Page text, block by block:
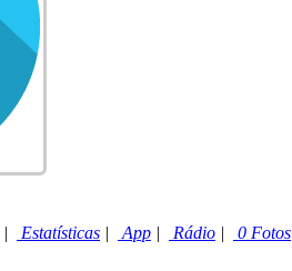
| Estatísticas | App | Rádio | 0 Fotos